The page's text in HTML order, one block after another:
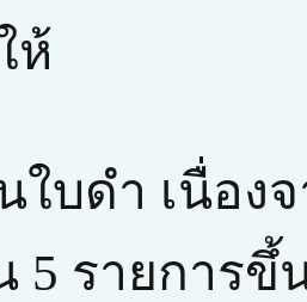
ห้
ใบดำ เนื่อง
5 รายการขึ้